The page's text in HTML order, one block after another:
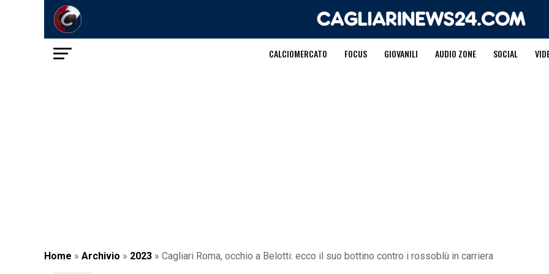
CALCIOMERCATO FOCUS GIOVANILI AUDIO ZONE SOCIAL
Home » Archivio » 2023 » Cagliari Roma, occhio a Belotti: ecco il suo bottino contro i rossoblù in carriera